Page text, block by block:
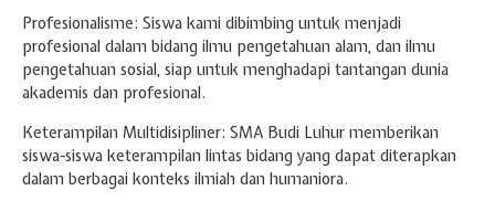
Profesionalisme: Siswa kami dibimbing untuk menjadi
profesional dalam bidang ilmu pengetahuan alam, dan ilmu
pengetahuan sosial, siap untuk menghadapi tantangan dunia
akademis dan profesional.
Keterampilan Multidisipliner: SMA Budi Luhur memberikan
siswa-siswa keterampilan lintas bidang yang dapat diterapkan
dalam berbagai konteks ilmiah dan humaniora.